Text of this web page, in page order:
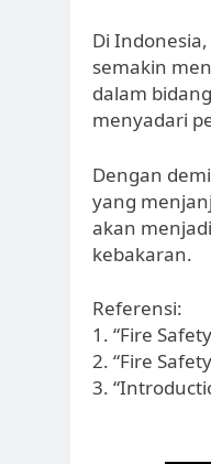
Di
semakin
dalam
menyadari
Dengan
yang
akan
kebakaran.
Referensi:
1. “Fire
2. “Fire
3.